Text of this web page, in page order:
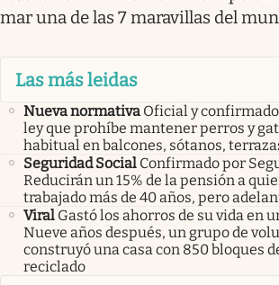
mar una de las 7 maravillas del
Las más leidas
Nueva normativa Oficial y
ley que prohíbe mantener perros y
habitual en balcones, sótanos,
Seguridad Social Confirmado por
Reducirán un 15% de la pensión a
trabajado más de 40 años, pero
Viral Gastó los ahorros de su vida en
Nueve años después, un grupo de
construyó una casa con 850 bloques
reciclado